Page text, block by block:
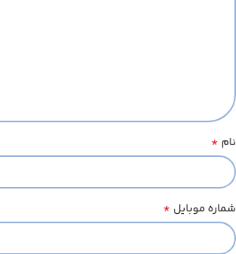
نام *
شماره موبایل *